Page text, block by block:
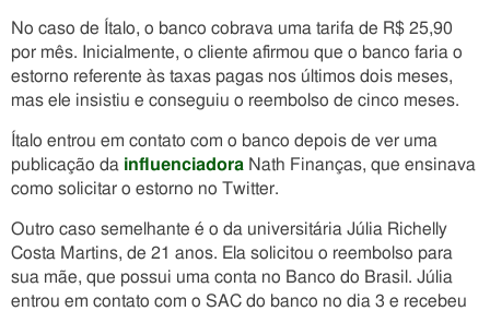
No caso de Ítalo, o banco cobrava uma tarifa de R$ 25,90
por mês. Inicialmente, o cliente afirmou que o banco faria o
estorno referente às taxas pagas nos últimos dois meses,
mas ele insistiu e conseguiu o reembolso de cinco meses.
Ítalo entrou em contato com o banco depois de ver uma
publicação da influenciadora Nath Finanças, que ensinava
como solicitar o estorno no Twitter.
Outro caso semelhante é o da universitária Júlia Richelly
Costa Martins, de 21 anos. Ela solicitou o reembolso para
sua mãe, que possui uma conta no Banco do Brasil. Júlia
entrou em contato com o SAC do banco no dia 3 e recebeu